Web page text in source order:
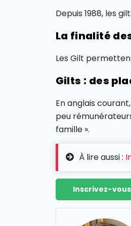
Depuis 1988, les
La finalité
Les Gilt
Gilts : des
En anglais
peu
famille ».
À lire aussi :
Inscrivez-